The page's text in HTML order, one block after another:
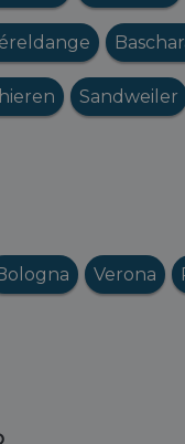
Sandweiler
Verona